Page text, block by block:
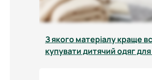
З якого матеріалу краще
купувати дитячий одяг